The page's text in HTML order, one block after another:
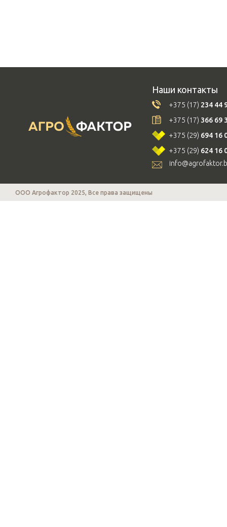
Наши контакты
+375 (17) 234 44
+375 (17) 366 69
+375 (29) 694 16
+375 (29) 624 16
ООО Агрофактор 2025, Все права защищены